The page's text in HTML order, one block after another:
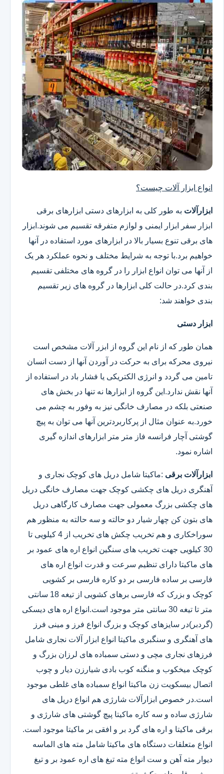
انواع ابزار آلات چیست؟
ابزارآلات به طور کلی به ابزارهای دستی ابزارهای برقی
ابزار سفر ابزار ایمنی و لوازم متفرقه تقسیم می شوند.ابزار
های برقی تنوع بسیار بالا در ابزارهای مورد استفاده در آنها
خواهیم برد.با توجه به شرایط مختلف و نحوه عملکرد هر یک
از آنها می توان انواع ابزار را در گروه های مختلفی تقسیم
بندی کرد.در حالت کلی ابزارها در گروه های زیر تقسیم
بندی خواهند شد:
ابزار دستی
همان طور که از نام این گروه از ابزر آلات مشخص است
نیروی محرکه برای به حرکت در آوردن آنها از دست انسان
تامین می گردد و انرژی الکتریکی یا فشار باد در استفاده از
آنها نقش ندارد.این گروه از ابزارها نه تنها در بخش های
صنعتی بلکه در مصارف خانگی نیز به وفور به چشم می
خورد.به عنوان مثال از پرکاربردترین آنها می توان به پیچ
گوشتی آچار فرانسه فاز متر متر ابزارهای اندازه گیری
اشاره نمود.
ابزارآلات برقی :ماکیتا شامل دریل های کوچک نجاری و
آهنگری دریل های چکشی کوچک جهت مصارف خانگی دریل
های چکشی بزرگ معمولی جهت مصارف کارگاهی دریل
های بتون کن چهار شیار دو حالته و سه حالته به منظور هم
سوراخکاری و هم تخریب چکش های تخریب از 4 کیلویی تا
30 کیلویی جهت تخریب های سنگین انواع اره های عمود بر
های ماکیتا دارای تنظیم سرعت و قدرت انواع اره های
فارسی بر ساده فارسی بر دو کاره فارسی بر کشویی
کوچک و بزرک که فارسی برهای کشویی از تیغه 18 سانتی
متر تا تیغه 30 سانتی متر موجود است.انواع اره های دیسکی
(گردبر)در سایزهای کوچک و بزرگ انواع فرز و مینی فرز
های آهنگری و سنگبری ماکیتا انواع ابزار آلات نجاری شامل
فرزهای نجاری مچی و دستی سمباده های لرزان بزرگ و
کوچک میخکوب و منگنه کوب بادی شیارزن دیار و چوب
اتصال بیسکویت زن ماکیتا انواع سمباده های غلطی موجود
است.در خصوص ابزارآلات شارژی هم انواع دریل های
شارژی ساده و سه کاره ماکیتا پیچ گوشتی های شارژی و
برقی ماکیتا و اره های گرد بر و افقی بر ماکیتا موجود است.
انواع متعلقات دستگاه های ماکیتا شامل مته های الماسه
دیوار مته آهن و ست انواع مته تیغ های اره عمود بر و تیغ